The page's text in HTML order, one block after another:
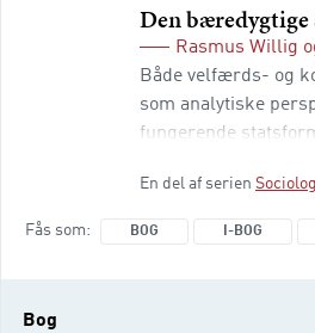
Den bæredygtige
Rasmus Willig
Både velfærds- og
som analytiske
fungerende
handle på klima- og
En del af serien
Fås som BOG I-BOG
Bog